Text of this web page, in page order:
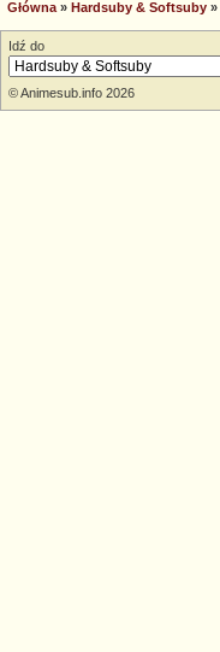
Główna » Hardsuby & Softsuby »
Idź do
© Animesub.info 2026